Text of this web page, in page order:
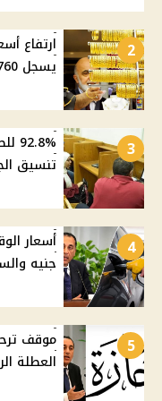
2
ارتفاع
يسجل 48760 جنيهًا وعيار 21 بمستوي جديد
3
تنسيق الجامعات 2026
4
جنيه والسولار
5
العطلة